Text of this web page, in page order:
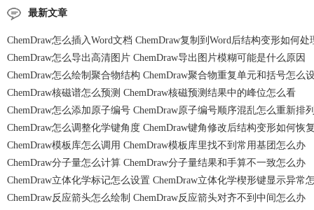
最新文章
ChemDraw怎么插入Word文档 ChemDraw复制到Word后结构变形如何处
ChemDraw怎么导出高清图片 ChemDraw导出图片模糊可能是什么原因
ChemDraw怎么绘制聚合物结构 ChemDraw聚合物重复单元和括号怎么
ChemDraw核磁谱怎么预测 ChemDraw核磁预测结果中的峰位怎么看
ChemDraw怎么添加原子编号 ChemDraw原子编号顺序混乱怎么重新排列
ChemDraw怎么调整化学键角度 ChemDraw键角修改后结构变形如何恢复
ChemDraw模板库怎么调用 ChemDraw模板库里找不到常用基团怎么办
ChemDraw分子量怎么计算 ChemDraw分子量结果和手算不一致怎么办
ChemDraw立体化学标记怎么设置 ChemDraw立体化学楔形键显示异常
ChemDraw反应箭头怎么绘制 ChemDraw反应箭头对齐不到中间怎么办